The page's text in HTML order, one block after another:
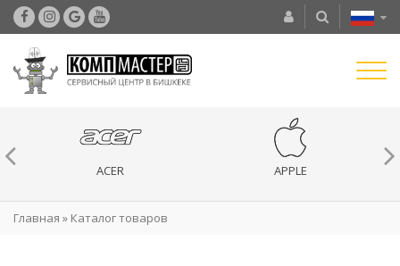
ACER APPLE
Главная » Каталог товаров